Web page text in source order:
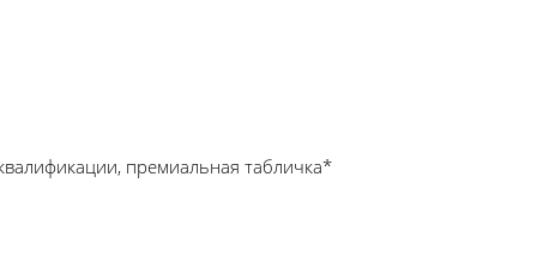
премиальная табличка*